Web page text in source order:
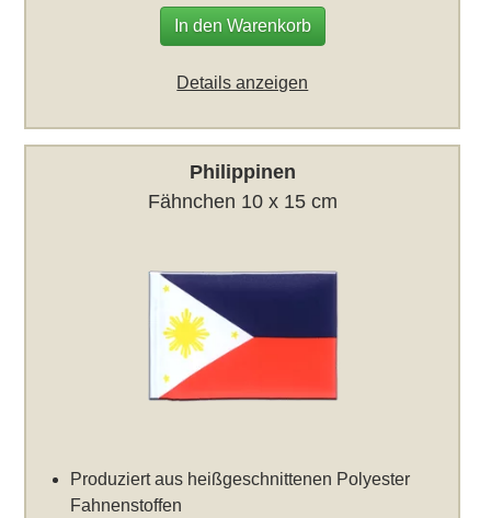
In den Warenkorb
Details anzeigen
Philippinen
Fähnchen 10 x 15 cm
Produziert aus heißgeschnittenen Polyester
Fahnenstoffen